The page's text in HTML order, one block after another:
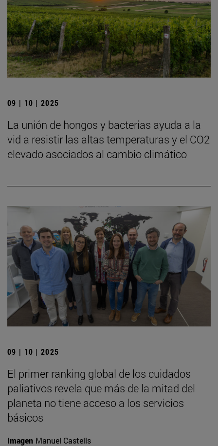
09 | 10 | 2025
La unión de hongos y bacterias ayuda a la
vid a resistir las altas temperaturas y el CO2
elevado asociados al cambio climático
09 | 10 | 2025
El primer ranking global de los cuidados
paliativos revela que más de la mitad del
planeta no tiene acceso a los servicios
básicos
Imagen Manuel Castells